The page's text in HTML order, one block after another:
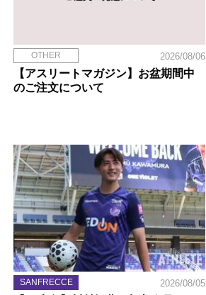
OTHER 2026/08/06
【アスリートマガジン】お盆期間中
のご注文について
SANFRECCE 2026/08/05